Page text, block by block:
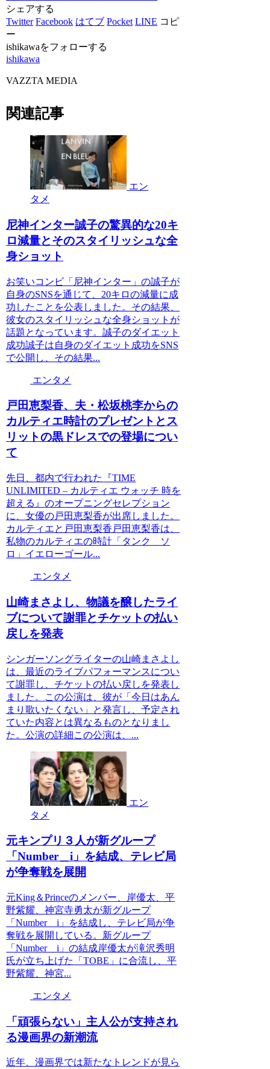
シェアする
Twitter Facebook はてブ Pocket LINE コピ
ー
ishikawaをフォローする
ishikawa
VAZZTA MEDIA
関連記事
エン
タメ
尼神インター誠子の驚異的な20キ
ロ減量とそのスタイリッシュな全
身ショット
お笑いコンビ「尼神インター」の誠子が
自身のSNSを通じて、20キロの減量に成
功したことを公表しました。その結果、
彼女のスタイリッシュな全身ショットが
話題となっています。誠子のダイエット
成功誠子は自身のダイエット成功をSNS
で公開し、その結果...
エンタメ
戸田恵梨香、夫・松坂桃李からの
カルティエ時計のプレゼントとス
リットの黒ドレスでの登場につい
て
先日、都内で行われた『TIME
UNLIMITED – カルティエ ウォッチ 時を
超える』のオープニングセレプション
に、女優の戸田恵梨香が出席しました。
カルティエと戸田恵梨香戸田恵梨香は、
私物のカルティエの時計「タンク ソ
ロ」イエローゴール...
エンタメ
山崎まさよし、物議を醸したライ
ブについて謝罪とチケットの払い
戻しを発表
シンガーソングライターの山崎まさよし
は、最近のライブパフォーマンスについ
て謝罪し、チケットの払い戻しを発表し
ました。この公演は、彼が「今日はあん
まり歌いたくない」と発言し、予定され
ていた内容とは異なるものとなりまし
た。公演の詳細この公演は、...
エン
タメ
元キンプリ３人が新グループ
「Number＿i」を結成、テレビ局
が争奪戦を展開
元King＆Princeのメンバー、岸優太、平
野紫耀、神宮寺勇太が新グループ
「Number＿i」を結成し、テレビ局が争
奪戦を展開している。新グループ
「Number＿i」の結成岸優太が滝沢秀明
氏が立ち上げた「TOBE」に合流し、平
野紫耀、神宮...
エンタメ
「頑張らない」主人公が支持され
る漫画界の新潮流
近年、漫画界では新たなトレンドが見ら